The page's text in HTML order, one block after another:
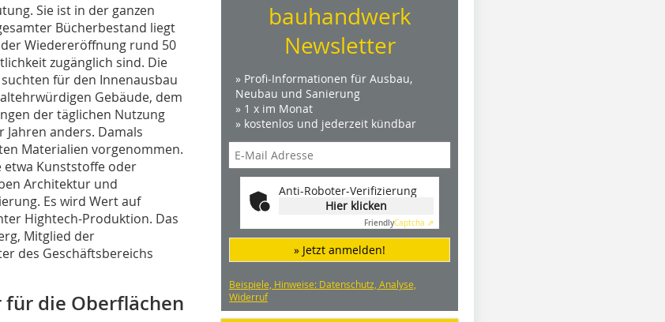
Sie ist in der ganzen
Bücherbestand liegt
Wiedereröffnung rund 50
zugänglich sind. Die
für den Innenausbau
Gebäude, dem
der täglichen Nutzung
Jahren anders. Damals
Materialien vorgenommen.
etwa Kunststoffe oder
Architektur und
Es wird Wert auf
Hightech-Produktion. Das
Mitglied der
des Geschäftsbereichs
die Oberflächen
bauhandwerk
Newsletter
» Profi-Informationen für Ausbau,
Neubau und Sanierung
» 1 x im Monat
» kostenlos und jederzeit kündbar
Anti-Roboter-Verifizierung
Hier klicken
FriendlyCaptcha ⇗
» Jetzt anmelden!
Beispiele, Hinweise: Datenschutz, Analyse,
Widerruf